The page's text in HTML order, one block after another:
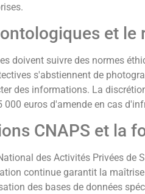
et le
doivent suivre des normes
s'abstiennent de
des informations. La
000 euros d'amende en cas
CNAPS et la
des Activités Privées de
continue garantit la
des bases de données